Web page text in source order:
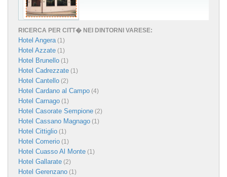
RICERCA PER CITT� NEI DINTORNI VARESE:
Hotel Angera(1)
Hotel Azzate (1)
Hotel Brunello (1)
Hotel Cadrezzate (1)
Hotel Cantello (2)
Hotel Cardano al Campo (4)
Hotel Carnago (1)
Hotel Casorate Sempione (2)
Hotel Cassano Magnago (1)
Hotel Cittiglio (1)
Hotel Comerio (1)
Hotel Cuasso Al Monte (1)
Hotel Gallarate (2)
Hotel Gerenzano (1)